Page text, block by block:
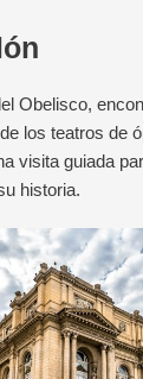
Obelisco,
los teatros de
visita guiada
historia.